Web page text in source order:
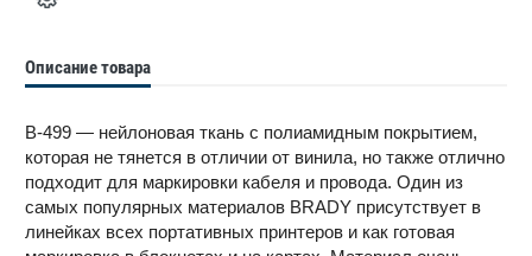
Описание товара
B-499 — нейлоновая ткань с полиамидным покрытием,
которая не тянется в отличии от винила, но также отлично
подходит для маркировки кабеля и провода. Один из
самых популярных материалов BRADY присутствует в
линейках всех портативных принтеров и как готовая